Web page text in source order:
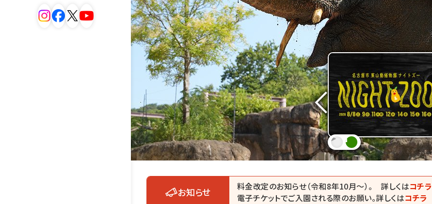
お知らせ 料金改定のお知らせ（令和8年10月～）。 詳しくはコチラ
電子チケットでご入園される際のお願い。詳しくはコチラ